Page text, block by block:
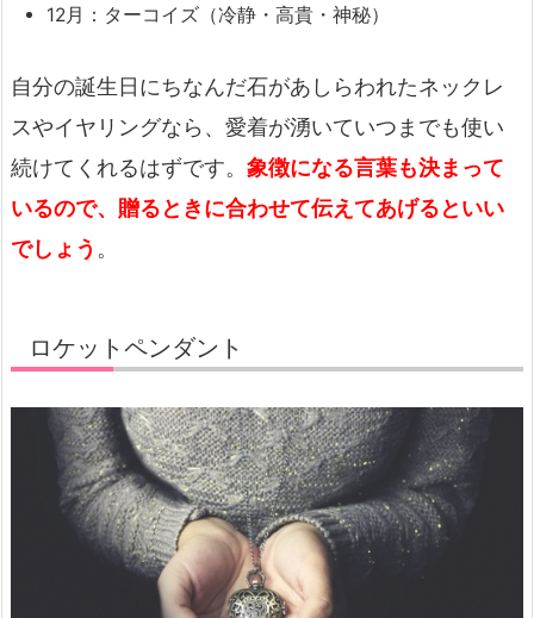
12月：ターコイズ（冷静・高貴・神秘）
自分の誕生日にちなんだ石があしらわれたネックレ
スやイヤリングなら、愛着が湧いていつまでも使い
続けてくれるはずです。 象徴になる言葉も決まって
いるので、贈るときに合わせて伝えてあげるといい
でしょう 。
ロケットペンダント